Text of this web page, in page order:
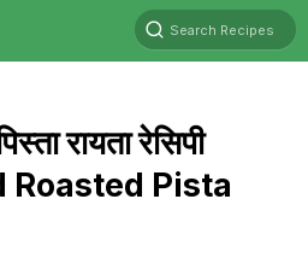
Search Recipes
रायता रेसिपी
Roasted Pista